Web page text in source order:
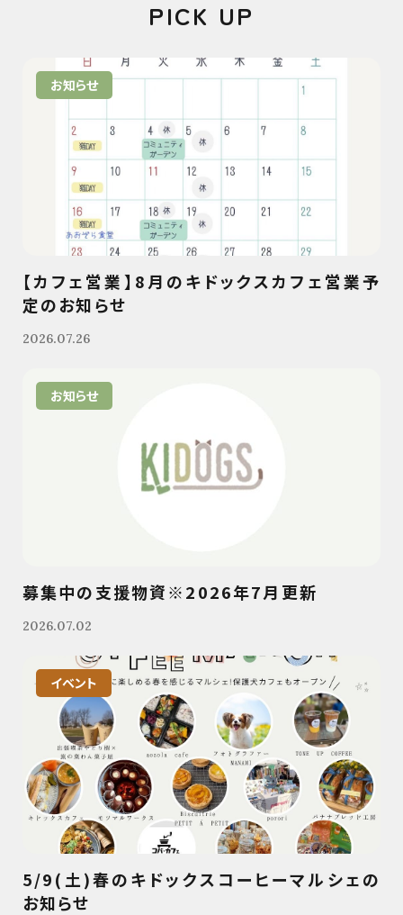
PICK UP
お知らせ
【カフェ営業】8月のキドックスカフェ営業予
定のお知らせ
2026.07.26
お知らせ
募集中の支援物資※2026年7月更新
2026.07.02
イベント
5/9(土)春のキドックスコーヒーマルシェの
お知らせ